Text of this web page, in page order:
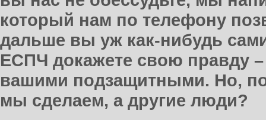
который нам по телефону
дальше вы уж как-нибудь
ЕСПЧ докажете свою правду
вашими подзащитными. Но,
мы сделаем, а другие люди?